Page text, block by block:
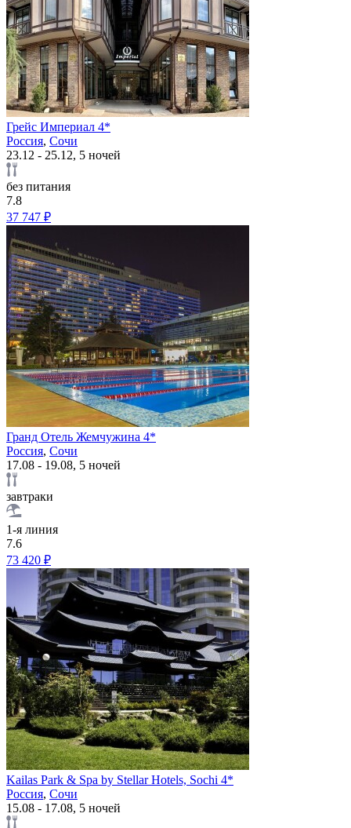
Грейс Империал 4*
Россия, Сочи
23.12 - 25.12, 5 ночей
без питания
7.8
37 747 ₽
Гранд Отель Жемчужина 4*
Россия, Сочи
17.08 - 19.08, 5 ночей
завтраки
1-я линия
7.6
73 420 ₽
Kailas Park & Spa by Stellar Hotels, Sochi 4*
Россия, Сочи
15.08 - 17.08, 5 ночей